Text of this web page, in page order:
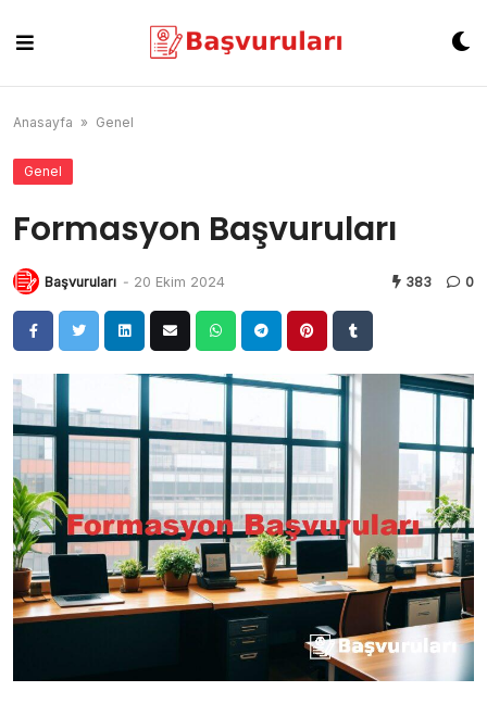
content
Anasayfa » Genel
Genel
Formasyon Başvuruları
Başvuruları - 20 Ekim 2024 383 0